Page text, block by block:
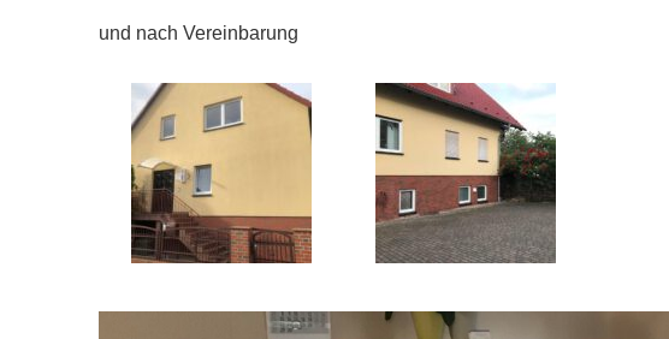
und nach Vereinbarung